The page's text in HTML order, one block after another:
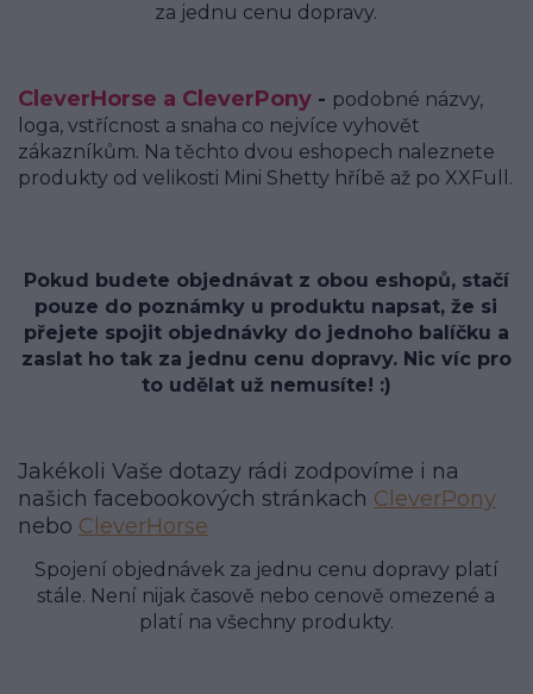
za jednu cenu dopravy.
CleverHorse a CleverPony - podobné názvy,
loga, vstřícnost a snaha co nejvíce vyhovět
zákazníkům. Na těchto dvou eshopech naleznete
produkty od velikosti Mini Shetty hříbě až po XXFull.
Pokud budete objednávat z obou eshopů, stačí
pouze do poznámky u produktu napsat, že si
přejete spojit objednávky do jednoho balíčku a
zaslat ho tak za jednu cenu dopravy. Nic víc pro
to udělat už nemusíte! :)
Jakékoli Vaše dotazy rádi zodpovíme i na
našich facebookových stránkach CleverPony
nebo CleverHorse
Spojení objednávek za jednu cenu dopravy platí
stále. Není nijak časově nebo cenově omezené a
platí na všechny produkty.